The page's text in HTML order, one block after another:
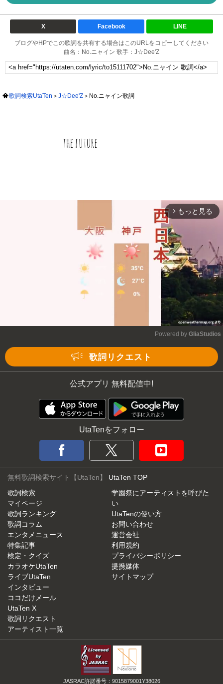
X Facebook LINE
ブログやHPでこの歌詞を共有する場合はこのURLをコピーしてください
曲名：No.ニャイン 歌手：J☆Dee'Z
歌詞検索UtaTen J☆Dee'Z No.ニャイン歌詞
arrow_forward_ios もっと見る
Powered by GliaStudios
歌詞リクエスト
公式アプリ 無料配信中!
UtaTenをフォロー
無料歌詞検索サイト【UtaTen】 UtaTen TOP
歌詞検索
マイページ
歌詞ランキング
歌詞コラム
エンタメニュース
特集記事
検定・クイズ
カラオケUtaTen
ライブUtaTen
インタビュー
ココだけメール
UtaTen X
歌詞リクエスト
アーティスト一覧
学園祭にアーティストを呼びた
い
UtaTenの使い方
お問い合わせ
運営会社
利用規約
プライバシーポリシー
提携媒体
サイトマップ
JASRAC許諾番号：9015879001Y38026